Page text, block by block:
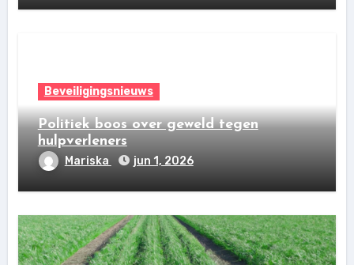
Beveiligingsnieuws
Politiek boos over geweld tegen
hulpverleners
Mariska jun 1, 2026